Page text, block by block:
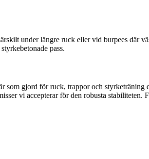
under längre ruck eller vid burpees där
pass.
gjord för ruck, trappor och styrketräning
vi accepterar för den robusta stabiliteten.